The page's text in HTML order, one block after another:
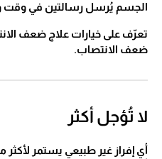
الجسم يُرسل رسالتين في وقت
تعرّف على خيارات علاج ضعف
ضعف الانتصاب.
لا تُؤجل أكثر
أي إفراز غير طبيعي يستمر لأكثر